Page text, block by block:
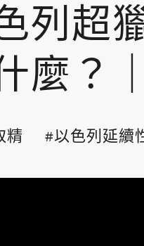
列超
麼？
精 以色列延續